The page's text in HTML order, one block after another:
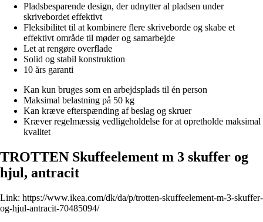
Pladsbesparende design, der udnytter al pladsen under
skrivebordet effektivt
Fleksibilitet til at kombinere flere skriveborde og skabe et
effektivt område til møder og samarbejde
Let at rengøre overflade
Solid og stabil konstruktion
10 års garanti
Kan kun bruges som en arbejdsplads til én person
Maksimal belastning på 50 kg
Kan kræve efterspænding af beslag og skruer
Kræver regelmæssig vedligeholdelse for at opretholde maksimal
kvalitet
TROTTEN Skuffeelement m 3 skuffer og
hjul, antracit
Link: https://www.ikea.com/dk/da/p/trotten-skuffeelement-m-3-skuffer-
og-hjul-antracit-70485094/